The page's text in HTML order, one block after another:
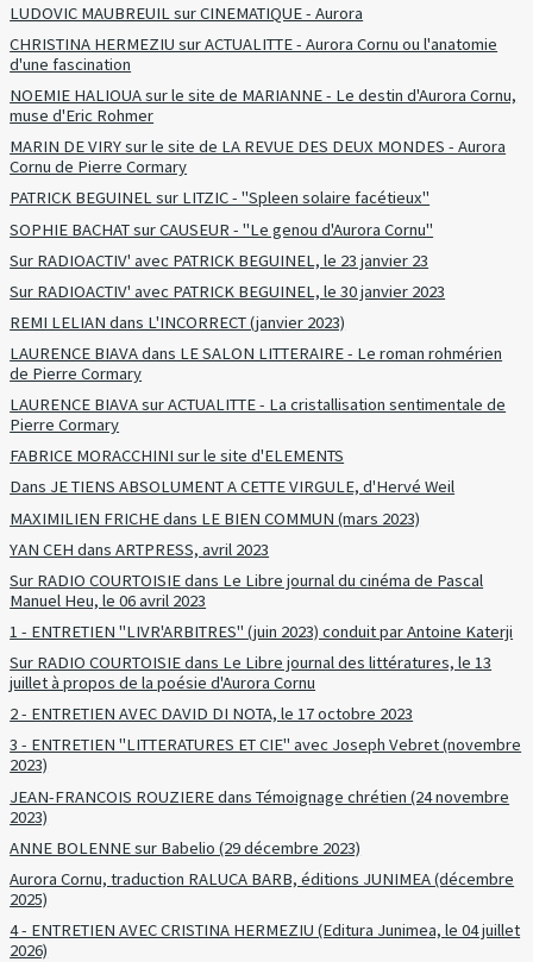
LUDOVIC MAUBREUIL sur CINEMATIQUE - Aurora
CHRISTINA HERMEZIU sur ACTUALITTE - Aurora Cornu ou l'anatomie
d'une fascination
NOEMIE HALIOUA sur le site de MARIANNE - Le destin d'Aurora Cornu,
muse d'Eric Rohmer
MARIN DE VIRY sur le site de LA REVUE DES DEUX MONDES - Aurora
Cornu de Pierre Cormary
PATRICK BEGUINEL sur LITZIC - "Spleen solaire facétieux"
SOPHIE BACHAT sur CAUSEUR - "Le genou d'Aurora Cornu"
Sur RADIOACTIV' avec PATRICK BEGUINEL, le 23 janvier 23
Sur RADIOACTIV' avec PATRICK BEGUINEL, le 30 janvier 2023
REMI LELIAN dans L'INCORRECT (janvier 2023)
LAURENCE BIAVA dans LE SALON LITTERAIRE - Le roman rohmérien
de Pierre Cormary
LAURENCE BIAVA sur ACTUALITTE - La cristallisation sentimentale de
Pierre Cormary
FABRICE MORACCHINI sur le site d'ELEMENTS
Dans JE TIENS ABSOLUMENT A CETTE VIRGULE, d'Hervé Weil
MAXIMILIEN FRICHE dans LE BIEN COMMUN (mars 2023)
YAN CEH dans ARTPRESS, avril 2023
Sur RADIO COURTOISIE dans Le Libre journal du cinéma de Pascal
Manuel Heu, le 06 avril 2023
1 - ENTRETIEN "LIVR'ARBITRES" (juin 2023) conduit par Antoine Katerji
Sur RADIO COURTOISIE dans Le Libre journal des littératures, le 13
juillet à propos de la poésie d'Aurora Cornu
2 - ENTRETIEN AVEC DAVID DI NOTA, le 17 octobre 2023
3 - ENTRETIEN "LITTERATURES ET CIE" avec Joseph Vebret (novembre
2023)
JEAN-FRANCOIS ROUZIERE dans Témoignage chrétien (24 novembre
2023)
ANNE BOLENNE sur Babelio (29 décembre 2023)
Aurora Cornu, traduction RALUCA BARB, éditions JUNIMEA (décembre
2025)
4 - ENTRETIEN AVEC CRISTINA HERMEZIU (Editura Junimea, le 04 juillet
2026)